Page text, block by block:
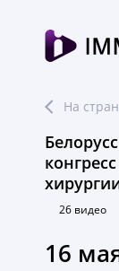
На
26 видео
16